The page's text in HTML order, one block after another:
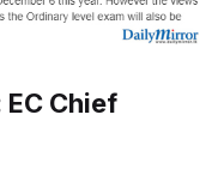
Chief